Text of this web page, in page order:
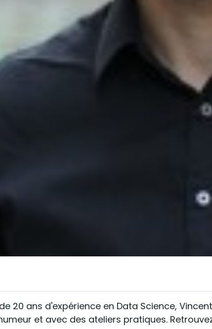
20 ans d'expérience en Data Science,
et avec des ateliers pratiques.